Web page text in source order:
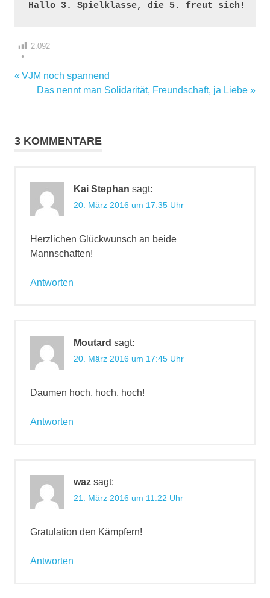
Hallo 3. Spielklasse, die 5. freut sich!
2.092
Beitragsnavigation
Vorheriger
Beitrag:
VJM noch spannend
Nächster
Beitrag:
Das nennt man Solidarität, Freundschaft, ja Liebe
3 KOMMENTARE
Kai Stephan sagt:
20. März 2016 um 17:35 Uhr
Herzlichen Glückwunsch an beide
Mannschaften!
Antworten
Moutard sagt:
20. März 2016 um 17:45 Uhr
Daumen hoch, hoch, hoch!
Antworten
waz sagt:
21. März 2016 um 11:22 Uhr
Gratulation den Kämpfern!
Antworten